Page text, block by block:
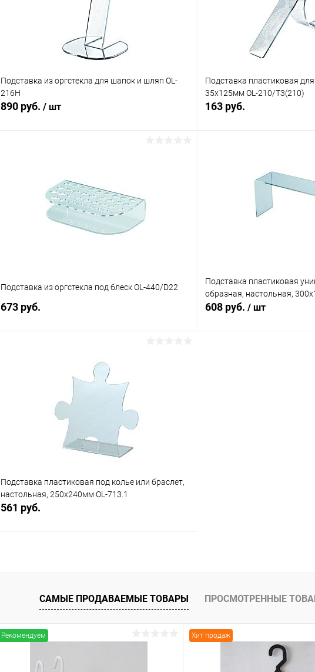
Подставка из оргстекла для шапок и шляп OL-
216H
890 руб. / шт
Купить в 1 клик
В избранное В наличии
Подставка пластиковая
35х125мм OL-210/T3(210)
163 руб.
Купить в 1 клик
В избранное
Подставка из оргстекла под блеск OL-440/D22
673 руб.
Сравнение
В избранное В наличии
Подставка пластиковая
образная, настольная,
608 руб. / шт
Подставка пластиковая под колье или браслет,
настольная, 250х240мм OL-713.1
561 руб.
В избранное В наличии
САМЫЕ ПРОДАВАЕМЫЕ ТОВАРЫ ПРОСМОТРЕННЫЕ
Рекомендуем Хит продаж